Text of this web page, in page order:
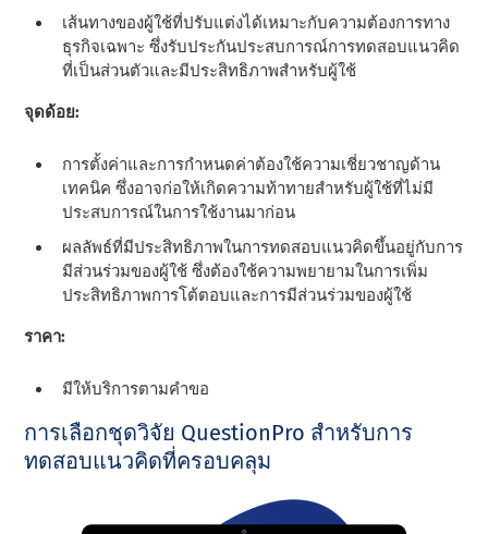
เส้นทางของผู้ใช้ที่ปรับแต่งได้เหมาะกับความต้องการทาง
ธุรกิจเฉพาะ ซึ่งรับประกันประสบการณ์การทดสอบแนวคิด
ที่เป็นส่วนตัวและมีประสิทธิภาพสําหรับผู้ใช้
จุดด้อย:
การตั้งค่าและการกําหนดค่าต้องใช้ความเชี่ยวชาญด้าน
เทคนิค ซึ่งอาจก่อให้เกิดความท้าทายสําหรับผู้ใช้ที่ไม่มี
ประสบการณ์ในการใช้งานมาก่อน
ผลลัพธ์ที่มีประสิทธิภาพในการทดสอบแนวคิดขึ้นอยู่กับการ
มีส่วนร่วมของผู้ใช้ ซึ่งต้องใช้ความพยายามในการเพิ่ม
ประสิทธิภาพการโต้ตอบและการมีส่วนร่วมของผู้ใช้
ราคา:
มีให้บริการตามคําขอ
การเลือกชุดวิจัย QuestionPro สําหรับการ
ทดสอบแนวคิดที่ครอบคลุม